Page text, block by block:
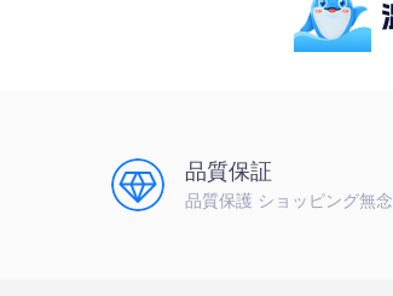
品質保証
品質保護 ショッピング無念